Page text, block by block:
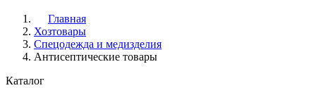
Главная
Хозтовары
Спецодежда и медизделия
Антисептические товары
Каталог